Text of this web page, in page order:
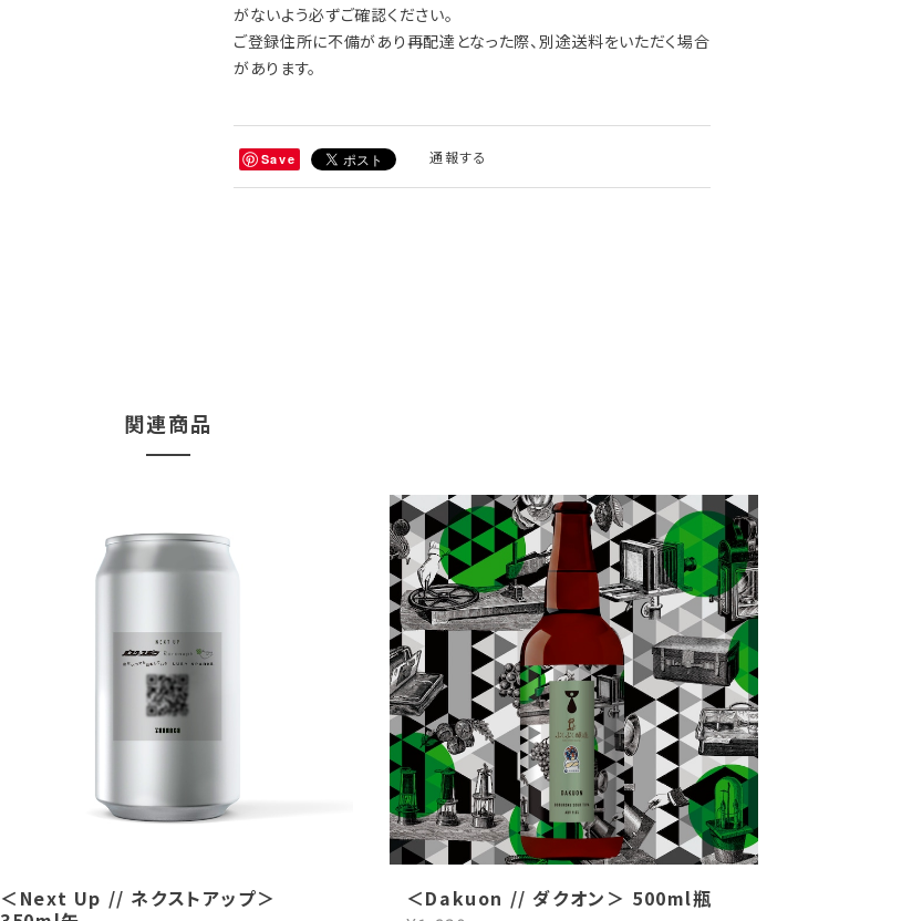
がないよう必ずご確認ください。
ご登録住所に不備があり再配達となった際、別途送料をいただく場合
があります。
Save 通報する
関連商品
＜Next Up // ネクストアップ＞
＜Dakuon // ダクオン＞ 500ml瓶